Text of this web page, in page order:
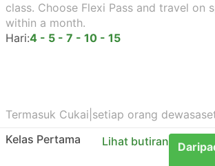
class. Choose Flexi Pass and travel on
within a month.
Hari:4 - 5 - 7 - 10 - 15
Termasuk Cukai setiap orang dewasa
Kelas Pertama
Lihat butiran